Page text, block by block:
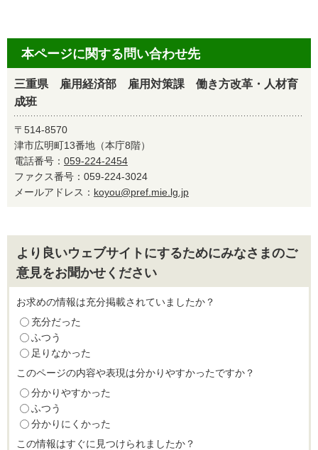
本ページに関する問い合わせ先
三重県 雇用経済部 雇用対策課 働き方改革・人材育
成班
〒514-8570
津市広明町13番地（本庁8階）
電話番号： 059-224-2454
ファクス番号：059-224-3024
メールアドレス： koyou@pref.mie.lg.jp
より良いウェブサイトにするためにみなさまのご
意見をお聞かせください
お求めの情報は充分掲載されていましたか？
充分だった
ふつう
足りなかった
このページの内容や表現は分かりやすかったですか？
分かりやすかった
ふつう
分かりにくかった
この情報はすぐに見つけられましたか？